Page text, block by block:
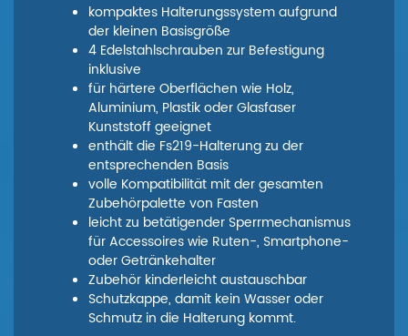
kompaktes Halterungssystem aufgrund
der kleinen Basisgröße
4 Edelstahlschrauben zur Befestigung
inklusive
für härtere Oberflächen wie Holz,
Aluminium, Plastik oder Glasfaser
Kunststoff geeignet
enthält die Fs219-Halterung zu der
entsprechenden Basis
volle Kompatibilität mit der gesamten
Zubehörpalette von Fasten
leicht zu betätigender Sperrmechanismus
für Accessoires wie Ruten-, Smartphone-
oder Getränkehalter
Zubehör kinderleicht austauschbar
Schutzkappe, damit kein Wasser oder
Schmutz in die Halterung kommt.